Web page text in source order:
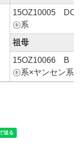
15OZ10005
㋖系
祖母
15OZ10066 B
㋖系×ヤンセン系